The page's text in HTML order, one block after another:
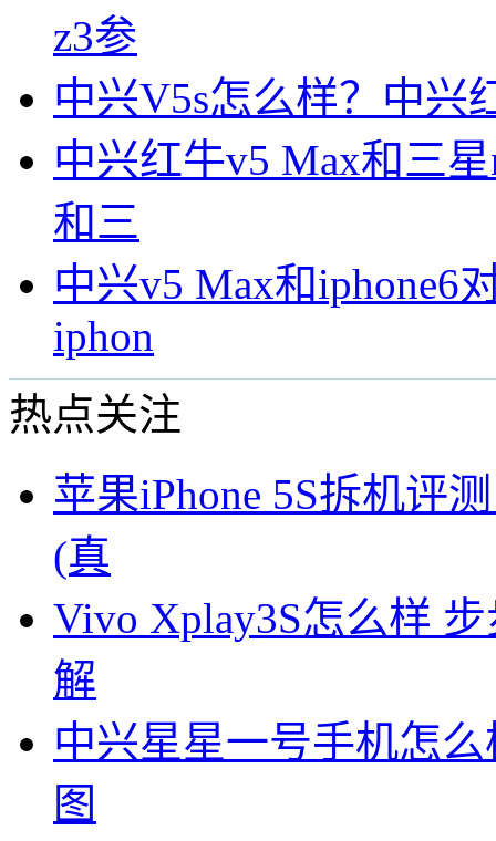
z3参
中兴V5s怎么样？中兴
中兴红牛v5 Max和三
和三
中兴v5 Max和iphone6
iphon
热点关注
苹果iPhone 5S拆机评
(真
Vivo Xplay3S怎么样
解
中兴星星一号手机怎
图